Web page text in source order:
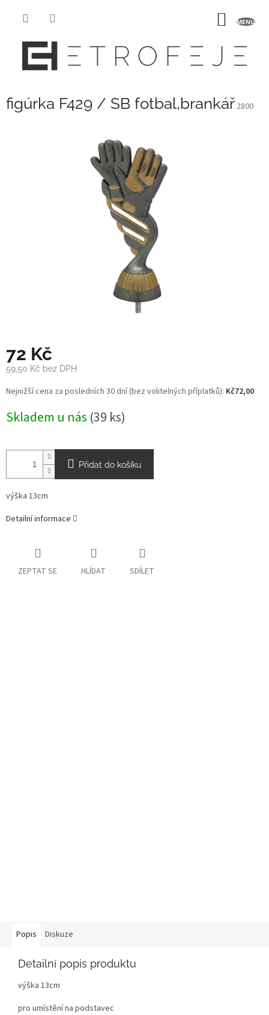
figúrka F429 / SB fotbal,brankář 2800
72 Kč
59,50 Kč bez DPH
Měrná
cena:
Nejnižší cena za posledních 30 dní (bez volitelných příplatků): Kč72,00
Skladem u nás (39 ks)
Přidat do košíku
výška 13cm
Detailní informace
ZEPTAT SE HLÍDAT SDÍLET
Popis Diskuze
Detailní popis produktu
výška 13cm
pro umístění na podstavec